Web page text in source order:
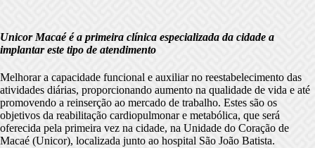
Unicor Macaé é a primeira clínica especializada da cidade a
implantar este tipo de atendimento
Melhorar a capacidade funcional e auxiliar no reestabelecimento das
atividades diárias, proporcionando aumento na qualidade de vida e até
promovendo a reinserção ao mercado de trabalho. Estes são os
objetivos da reabilitação cardiopulmonar e metabólica, que será
oferecida pela primeira vez na cidade, na Unidade do Coração de
Macaé (Unicor), localizada junto ao hospital São João Batista.